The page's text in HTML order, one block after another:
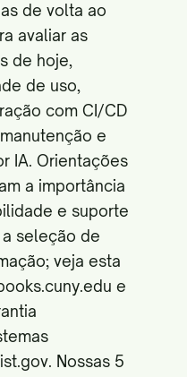
de volta ao
avaliar as
de hoje,
de uso,
com CI/CD
e
IA. Orientações
a importância
e suporte
seleção de
veja esta
e
. Nossas 5